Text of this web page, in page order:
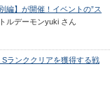
編】が開催！イベントの”ス
ルデーモンyuki さん
ランククリアを獲得する戦